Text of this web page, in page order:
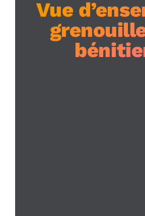
Vue